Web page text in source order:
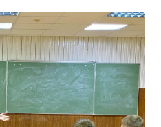
образовательной
и требования